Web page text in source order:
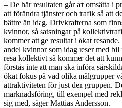
– De här resultaten går att omsätta i
att förändra tjänster och trafik så att
bättre än idag. Drivkrafterna som
kvinnor, så satsningar på
kommer att ge resultat i ökat
andel kvinnor som idag reser med
resa kollektivt så kommer det att
förstås inte att man ska införa
ökat fokus på vad olika målgrupper
attraktiviteten för just den gruppen.
marknadsföring, till exempel med
sig med, säger Mattias Andersson.